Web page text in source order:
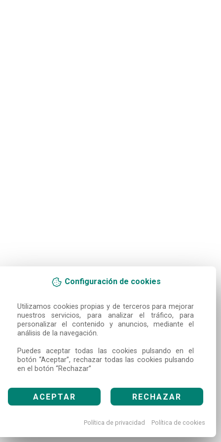
Configuración de cookies
Utilizamos cookies propias y de terceros para mejorar
nuestros servicios, para analizar el tráfico, para
personalizar el contenido y anuncios, mediante el
análisis de la navegación.
Puedes aceptar todas las cookies pulsando en el
botón “Aceptar”, rechazar todas las cookies pulsando
en el botón “Rechazar”
ACEPTAR RECHAZAR
Política de privacidad Política de cookies